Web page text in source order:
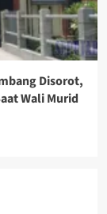
Disorot,
Wali Murid